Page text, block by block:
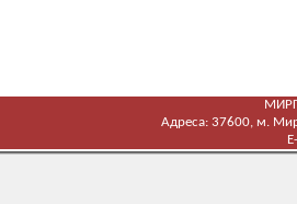
Адреса: 37600, м.